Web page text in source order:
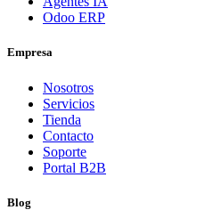
Odoo ERP
Empresa
Nosotros
Servicios
Tienda
Contacto
Soporte
Portal B2B
Blog